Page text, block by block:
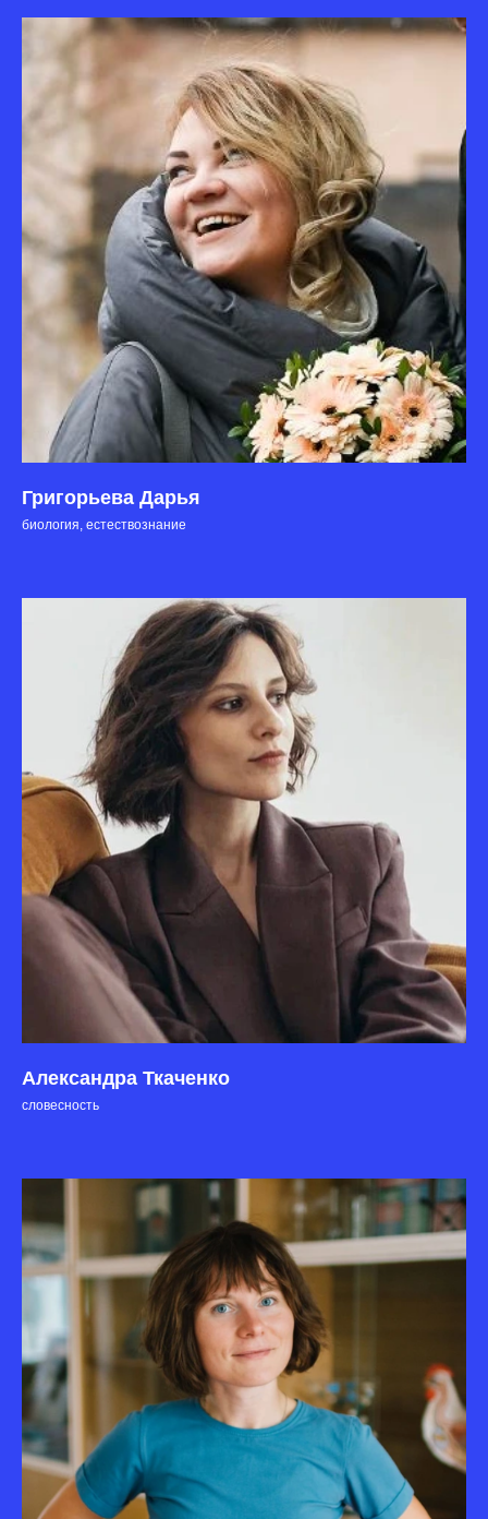
Григорьева Дарья
биология, естествознание
Александра Ткаченко
словесность